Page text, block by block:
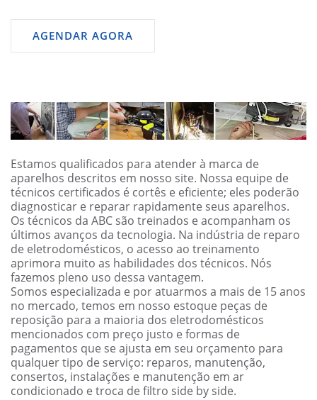
AGENDAR AGORA
Estamos qualificados para atender à marca de
aparelhos descritos em nosso site. Nossa equipe de
técnicos certificados é cortês e eficiente; eles poderão
diagnosticar e reparar rapidamente seus aparelhos.
Os técnicos da ABC são treinados e acompanham os
últimos avanços da tecnologia. Na indústria de reparo
de eletrodomésticos, o acesso ao treinamento
aprimora muito as habilidades dos técnicos. Nós
fazemos pleno uso dessa vantagem.
Somos especializada e por atuarmos a mais de 15 anos
no mercado, temos em nosso estoque peças de
reposição para a maioria dos eletrodomésticos
mencionados com preço justo e formas de
pagamentos que se ajusta em seu orçamento para
qualquer tipo de serviço: reparos, manutenção,
consertos, instalações e manutenção em ar
condicionado e troca de filtro side by side.